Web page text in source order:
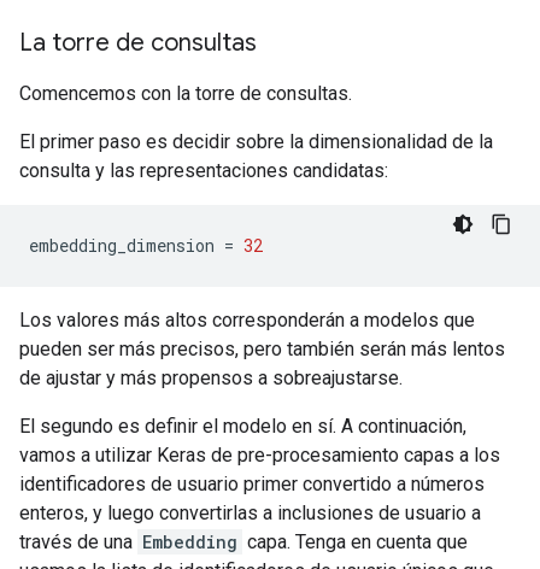
La torre de consultas
Comencemos con la torre de consultas.
El primer paso es decidir sobre la dimensionalidad de la
consulta y las representaciones candidatas:
embedding_dimension = 32
Los valores más altos corresponderán a modelos que
pueden ser más precisos, pero también serán más lentos
de ajustar y más propensos a sobreajustarse.
El segundo es definir el modelo en sí. A continuación,
vamos a utilizar Keras de pre-procesamiento capas a los
identificadores de usuario primer convertido a números
enteros, y luego convertirlas a inclusiones de usuario a
través de una Embedding capa. Tenga en cuenta que